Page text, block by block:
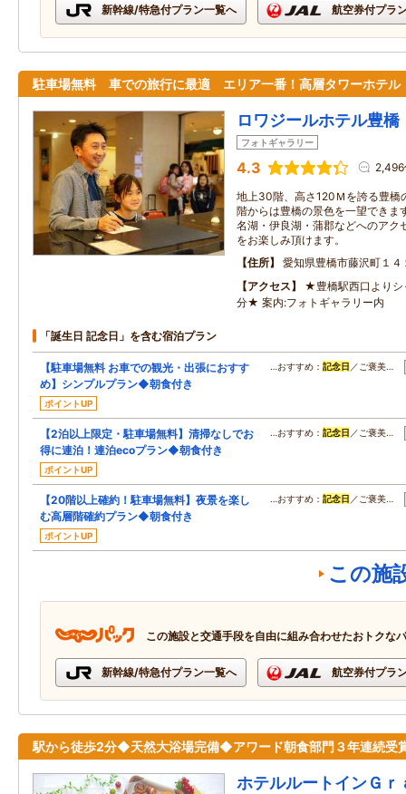
新幹線/特急付プラン一覧へ 航空券付プラ
駐車場無料 車での旅行に最適 エリア一番！高層タワーホテル
ロワジールホテル豊橋
フォトギャラリー
4.3
地上30階、高さ120Ｍを誇る豊橋
階からは豊橋の景色を一望できま
名湖・伊良湖・蒲郡などへのアク
をお楽しみ頂けます。
住所
愛知県豊橋市藤沢町１４
アクセス
★豊橋駅西口よりシ
分★ 案内:フォトギャラリー内
「誕生日 記念日」を含む宿泊プラン
【駐車場無料 お車での観光・出張におすす
め】シンプルプラン◆朝食付き
ポイントUP
…おすすめ： 記念日 ／ご褒美…
【2泊以上限定・駐車場無料】清掃なしでお
得に連泊！連泊ecoプラン◆朝食付き
ポイントUP
…おすすめ： 記念日 ／ご褒美…
【20階以上確約！駐車場無料】夜景を楽し
む高層階確約プラン◆朝食付き
ポイントUP
…おすすめ： 記念日 ／ご褒美…
この施
この施設と交通手段を自由に組み合わせたおトクな
新幹線/特急付プラン一覧へ 航空券付プラ
駅から徒歩2分◆天然大浴場完備◆アワード朝食部門３年連続受
ホテルルートインＧｒ